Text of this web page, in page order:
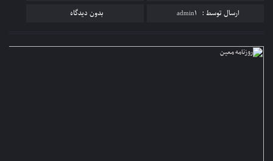
ارسال توسط : admin1 بدون دیدگاه